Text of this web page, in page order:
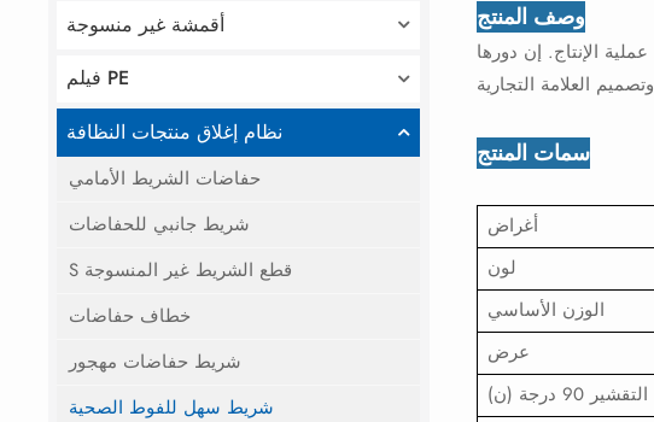
أقمشة غير منسوجة
فيلم PE
نظام إغلاق منتجات النظافة
حفاضات الشريط الأمامي
شريط جانبي للحفاضات
S قطع الشريط غير المنسوجة
خطاف حفاضات
شريط حفاضات مهجور
شريط سهل للفوط الصحية
وصف المنتج
الإنتاج. إن دورها
سمات المنتج
أغراض
لون
الوزن الأساسي
عرض
90 درجة (ن)